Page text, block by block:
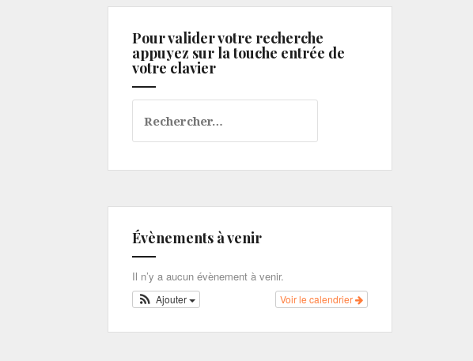
Pour valider votre recherche
appuyez sur la touche entrée de
votre clavier
Évènements à venir
Il n’y a aucun évènement à venir.
Voir le calendrier
Ajouter